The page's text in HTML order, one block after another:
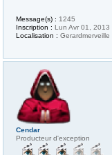
Message(s) : 1245
Inscription : Lun Avr 01, 2013
Localisation : Gerardmerveille
Cendar
Producteur d'exception